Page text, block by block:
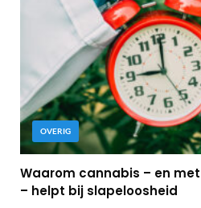
OVERIG
Waarom cannabis – en
– helpt bij slapeloosheid